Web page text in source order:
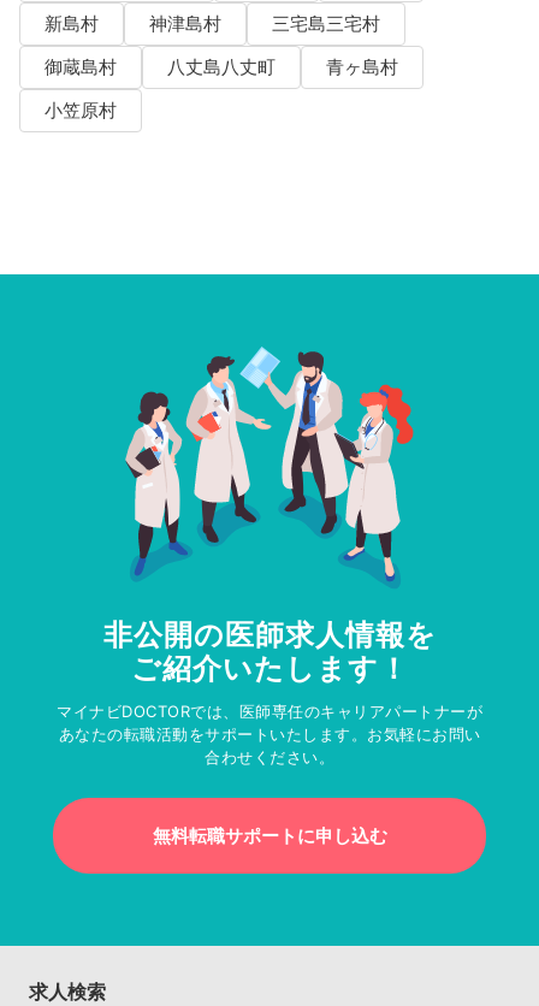
新島村
神津島村
三宅島三宅村
御蔵島村
八丈島八丈町
青ヶ島村
小笠原村
非公開の医師求人情報を
ご紹介いたします！
マイナビDOCTORでは、医師専任のキャリアパートナーが
あなたの転職活動をサポートいたします。お気軽にお問い
合わせください。
無料転職サポートに申し込む
求人検索